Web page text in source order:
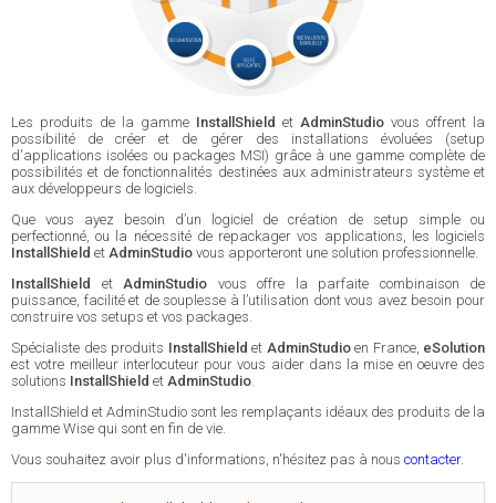
Les produits de la gamme InstallShield et AdminStudio vous offrent la
possibilité de créer et de gérer des installations évoluées (setup
d'applications isolées ou packages MSI) grâce à une gamme complète de
possibilités et de fonctionnalités destinées aux administrateurs système et
aux développeurs de logiciels.
Que vous ayez besoin d’un logiciel de création de setup simple ou
perfectionné, ou la nécessité de repackager vos applications, les logiciels
InstallShield et AdminStudio vous apporteront une solution professionnelle.
InstallShield
et AdminStudio vous offre la parfaite combinaison de
puissance, facilité et de souplesse à l’utilisation dont vous avez besoin pour
construire vos setups et vos packages.
Spécialiste des produits InstallShield et AdminStudioen France, eSolution
est votre meilleur interlocuteur pour vous aider dans la mise en oeuvre des
solutions InstallShield et AdminStudio.
InstallShield et AdminStudio sont les remplaçants idéaux des produits de la
gamme Wise qui sont en fin de vie.
Vous souhaitez avoir plus d'informations, n'hésitez pas à nous contacter.